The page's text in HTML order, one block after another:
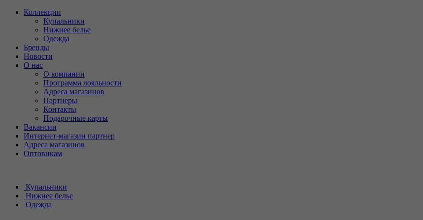
Коллекции
Купальники
Нижнее белье
Одежда
Бренды
Новости
О нас
О компании
Программа лояльности
Адреса магазинов
Партнеры
Контакты
Подарочные карты
Вакансии
Интернет-магазин партнер
Адреса магазинов
Оптовикам
Купальники
Нижнее белье
Одежда